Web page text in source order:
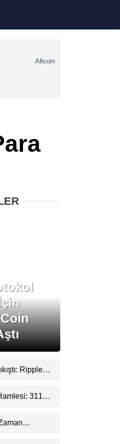
Altcoin Haberleri
XRP Haberleri
Altcoin
Ripple
311